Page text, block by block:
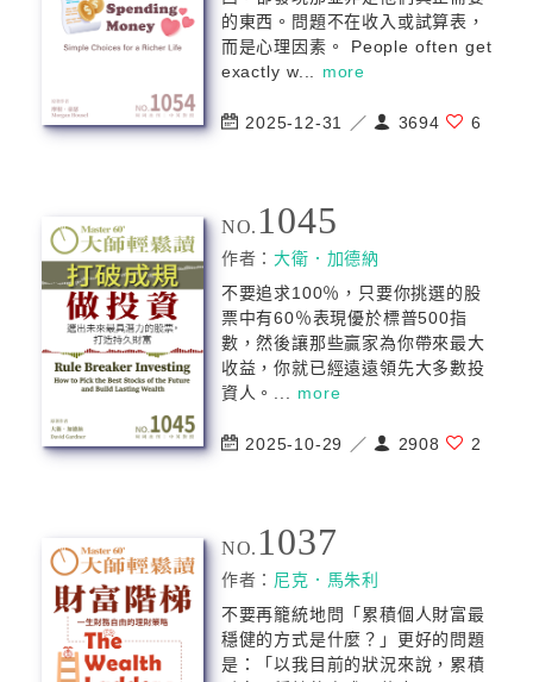
的東西。問題不在收入或試算表，
而是心理因素。 People often get
exactly w... more
2025-12-31 ／ 3694 6
NO. 1045
作者：大衛．加德納
不要追求100％，只要你挑選的股
票中有60％表現優於標普500指
數，然後讓那些贏家為你帶來最大
收益，你就已經遠遠領先大多數投
資人。... more
2025-10-29 ／ 2908 2
NO. 1037
作者： 尼克．馬朱利
不要再籠統地問「累積個人財富最
穩健的方式是什麼？」更好的問題
是：「以我目前的狀況來說，累積